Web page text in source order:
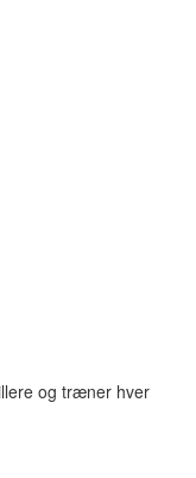
og træner hver